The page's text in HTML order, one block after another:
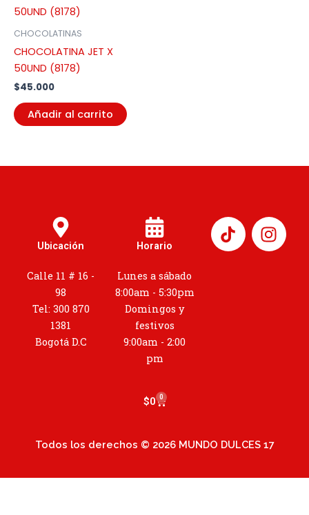
CHOCOLATINAS
CHOCOLATINA JET X
50UND (8178)
$45.000
Añadir al carrito
Ubicación
Calle 11 # 16 -
98
Tel: 300 870
1381
Bogotá D.C
Horario
Lunes a sábado
8:00am - 5:30pm
Domingos y
festivos
9:00am - 2:00
pm
I
n
s
$0 0
Cart
Todos los derechos © 2026 MUNDO DULCES 17